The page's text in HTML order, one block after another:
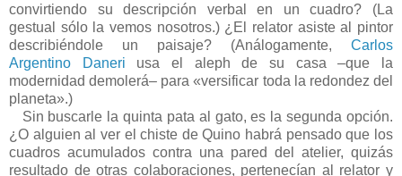
convirtiendo su descripción verbal en un cuadro? (La
gestual sólo la vemos nosotros.) ¿El relator asiste al pintor
describiéndole un paisaje? (Análogamente, Carlos
Argentino Daneri usa el aleph de su casa –que la
modernidad demolerá– para «versificar toda la redondez del
planeta».)
Sin buscarle la quinta pata al gato, es la segunda opción.
¿O alguien al ver el chiste de Quino habrá pensado que los
cuadros acumulados contra una pared del atelier, quizás
resultado de otras colaboraciones, pertenecían al relator y